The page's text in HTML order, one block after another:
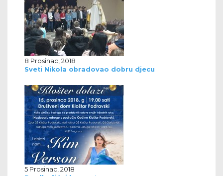
8 Prosinac, 2018
Sveti Nikola obradovao dobru djecu
5 Prosinac, 2018